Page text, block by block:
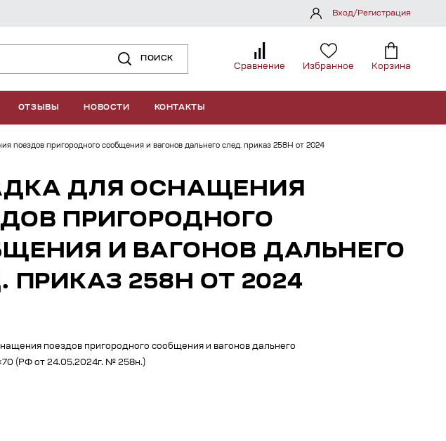
ПОИСК
Сравнение Избранное Корзина
ОТЗЫВЫ НОВОСТИ КОНТАКТЫ
Вход/Регистрация
поездов пригородного сообщения и вагонов дальнего след. приказ 258Н от 2024
ДЛЯ ОСНАЩЕНИЯ
ПРИГОРОДНОГО
И ВАГОНОВ ДАЛЬНЕГО
ПРИКАЗ 258Н ОТ 2024
поездов пригородного сообщения и вагонов дальнего
(РФ от 24.05.2024г. № 258н.)